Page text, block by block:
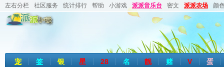
左右分栏 社区服务 统计排行 帮助 小游戏 派派音乐台 密文 派派农场 颜
宠 签 银 星 28 名 靓 赌 V 蛋